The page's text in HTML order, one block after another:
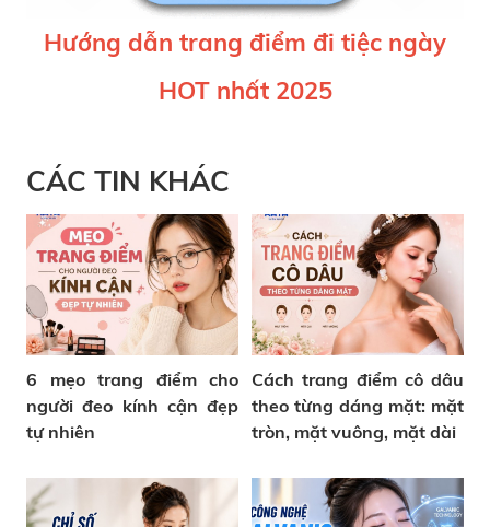
Hướng dẫn trang điểm đi tiệc ngày
HOT nhất 2025
CÁC TIN KHÁC
6 mẹo trang điểm cho
người đeo kính cận đẹp
tự nhiên
Cách trang điểm cô dâu
theo từng dáng mặt: mặt
tròn, mặt vuông, mặt dài